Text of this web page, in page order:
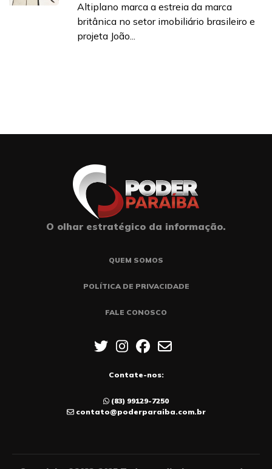
Altiplano marca a estreia da marca
britânica no setor imobiliário brasileiro e
projeta João...
O olhar estratégico da informação.
QUEM SOMOS
POLÍTICA DE PRIVACIDADE
FALE CONOSCO
Contate-nos:
(83) 99129-7250
contato@poderparaiba.com.br